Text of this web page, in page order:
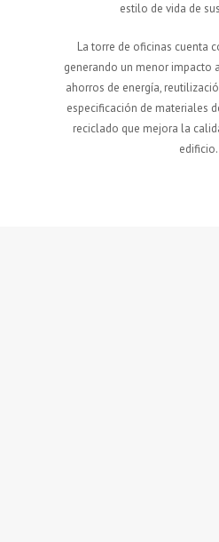
estilo de vida de
La torre de oficinas cuenta
generando un menor impacto
ahorros de energía,
especificación de materiales
reciclado que mejora la
edificio.